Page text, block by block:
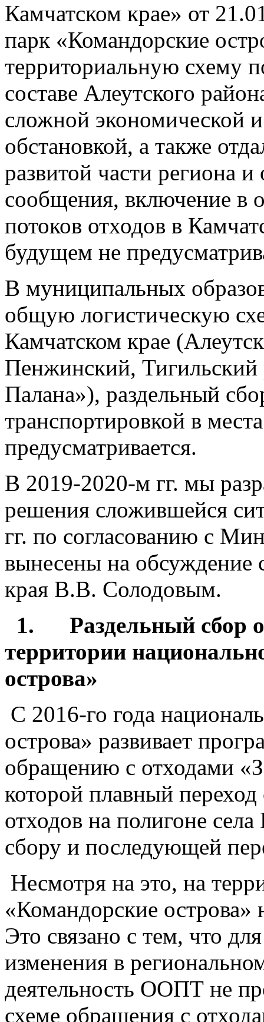
Камчатском крае» от
парк «Командорские
территориальную схему
составе Алеутского
сложной экономической
обстановкой, а также
развитой части региона
сообщения, включение в
потоков отходов в
будущем не
В муниципальных
общую логистическую
Камчатском крае
Пенжинский,
Палана»), раздельный
транспортировкой в
предусматривается.
В 2019-2020-м гг. мы
решения сложившейся
гг. по согласованию с
вынесены на обсуждение
края В.В. Солодовым.
1. Раздельный сбор
территории
острова»
С 2016-го года
острова» развивает
обращению с отходами
которой плавный
отходов на полигоне
сбору и последующей
Несмотря на это, на
«Командорские
Это связано с тем, что
изменения в
деятельность ООПТ не
схеме обращения с